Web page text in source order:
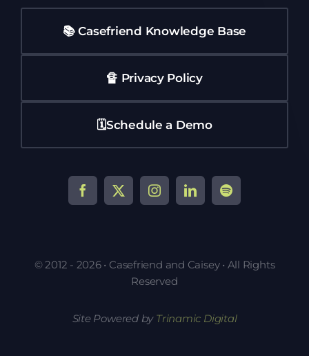
📚 Casefriend Knowledge Base
🔏 Privacy Policy
🗓️Schedule a Demo
© 2012 - 2026 • Casefriend and Caisey • All Rights
Reserved
Site Powered by Trinamic Digital